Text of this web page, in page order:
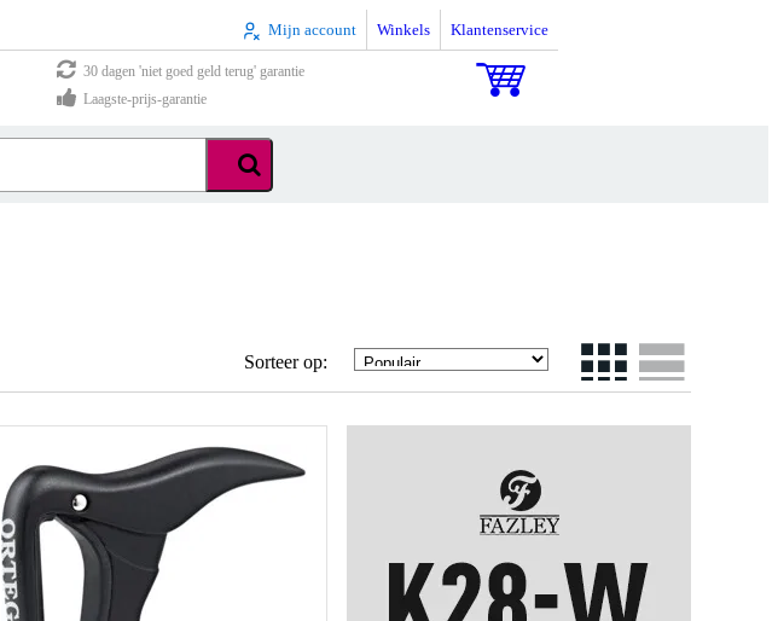
Mijn account Winkels Klantenservice
30 dagen 'niet goed geld terug' garantie
Laagste-prijs-garantie
Sorteer op: